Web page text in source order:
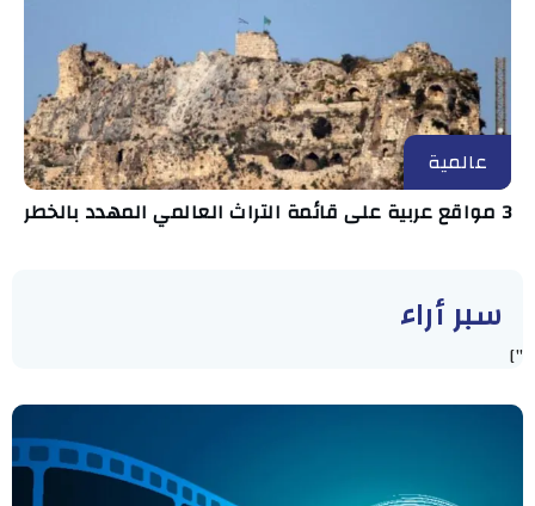
عالمية
3 مواقع عربية على قائمة التراث العالمي المهدد بالخطر
سبر أراء
"]